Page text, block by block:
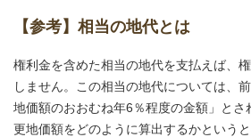
【参考】相当の地代とは
権利金を含めた相当の地代を支払えば、
しません。この相当の地代については、
地価額のおおむね年6％程度の金額」とさ
更地価額をどのように算出するかという